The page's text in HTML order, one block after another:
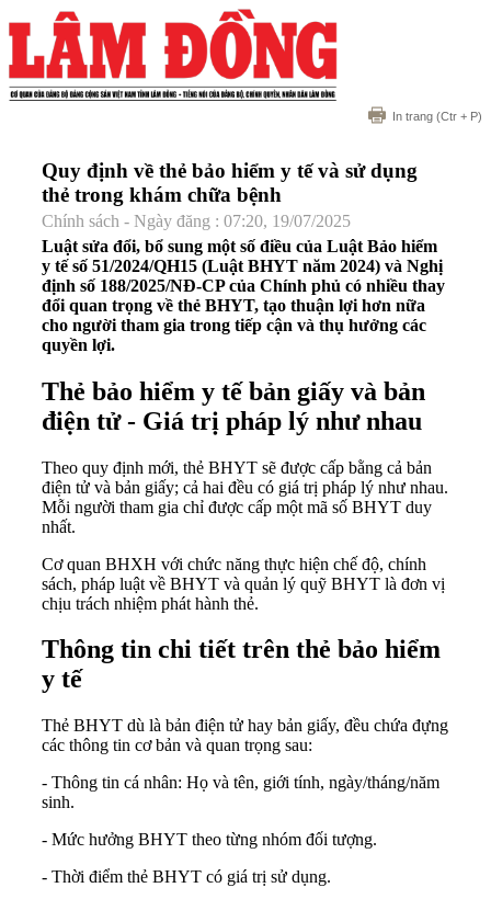
In trang (Ctr + P)
Quy định về thẻ bảo hiểm y tế và sử dụng
thẻ trong khám chữa bệnh
Chính sách - Ngày đăng : 07:20, 19/07/2025
Luật sửa đổi, bổ sung một số điều của Luật Bảo hiểm
y tế số 51/2024/QH15 (Luật BHYT năm 2024) và Nghị
định số 188/2025/NĐ-CP của Chính phủ có nhiều thay
đổi quan trọng về thẻ BHYT, tạo thuận lợi hơn nữa
cho người tham gia trong tiếp cận và thụ hưởng các
quyền lợi.
Thẻ bảo hiểm y tế bản giấy và bản
điện tử - Giá trị pháp lý như nhau
Theo quy định mới, thẻ BHYT sẽ được cấp bằng cả bản
điện tử và bản giấy; cả hai đều có giá trị pháp lý như nhau.
Mỗi người tham gia chỉ được cấp một mã số BHYT duy
nhất.
Cơ quan BHXH với chức năng thực hiện chế độ, chính
sách, pháp luật về BHYT và quản lý quỹ BHYT là đơn vị
chịu trách nhiệm phát hành thẻ.
Thông tin chi tiết trên thẻ bảo hiểm
y tế
Thẻ BHYT dù là bản điện tử hay bản giấy, đều chứa đựng
các thông tin cơ bản và quan trọng sau:
- Thông tin cá nhân: Họ và tên, giới tính, ngày/tháng/năm
sinh.
- Mức hưởng BHYT theo từng nhóm đối tượng.
- Thời điểm thẻ BHYT có giá trị sử dụng.